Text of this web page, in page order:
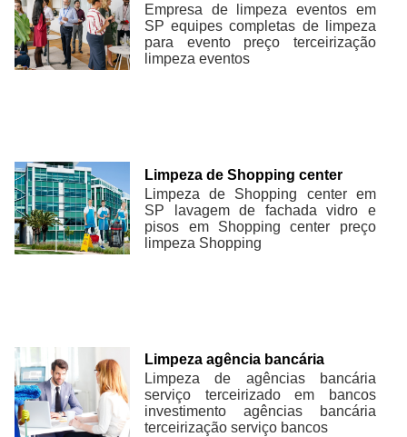
Empresa de limpeza eventos em
SP equipes completas de limpeza
para evento preço terceirização
limpeza eventos
Limpeza de Shopping center
Limpeza de Shopping center em
SP lavagem de fachada vidro e
pisos em Shopping center preço
limpeza Shopping
Limpeza agência bancária
Limpeza de agências bancária
serviço terceirizado em bancos
investimento agências bancária
terceirização serviço bancos